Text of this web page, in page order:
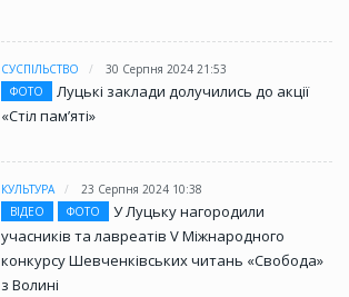
СУСПІЛЬСТВО
30 Серпня 2024 21:53
ФОТО
Луцькі заклади долучились до акції
«Стіл памʼяті»
КУЛЬТУРА
23 Серпня 2024 10:38
ВІДЕО
ФОТО
У Луцьку нагородили
учасників та лавреатів V Міжнародного
конкурсу Шевченківських читань «Свобода»
з Волині